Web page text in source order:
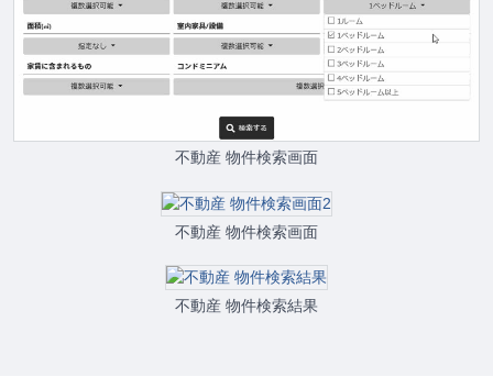
不動産 物件検索画面
不動産 物件検索画面
不動産 物件検索結果